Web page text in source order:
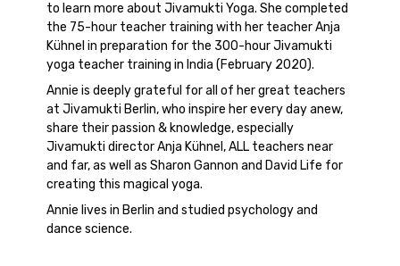
to learn more about Jivamukti Yoga. She completed
the 75-hour teacher training with her teacher Anja
Kühnel in preparation for the 300-hour Jivamukti
yoga teacher training in India (February 2020).
Annie is deeply grateful for all of her great teachers
at Jivamukti Berlin, who inspire her every day anew,
share their passion & knowledge, especially
Jivamukti director Anja Kühnel, ALL teachers near
and far, as well as Sharon Gannon and David Life for
creating this magical yoga.
Annie lives in Berlin and studied psychology and
dance science.